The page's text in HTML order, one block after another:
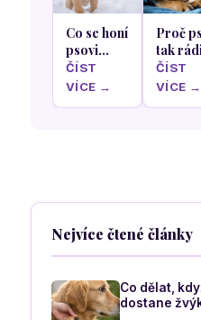
Co se honí
psovi
hlavou
když
ČÍST
VÍCE →
Proč
tak
olizují
krém z
ČÍST
VÍCE →
Nejvíce čtené články
Co dělat,
dostane